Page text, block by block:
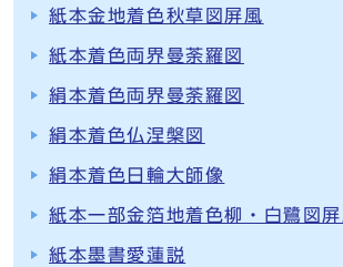
紙本金地着色秋草図屏風
紙本着色両界曼荼羅図
絹本着色両界曼荼羅図
絹本着色仏涅槃図
絹本着色日輪大師像
紙本一部金箔地着色柳・白鷺図
紙本墨書愛蓮説